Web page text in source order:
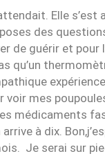
Elle
des
de guérir et
qu’un
voir mes
médicaments
à dix.
Je serai sur